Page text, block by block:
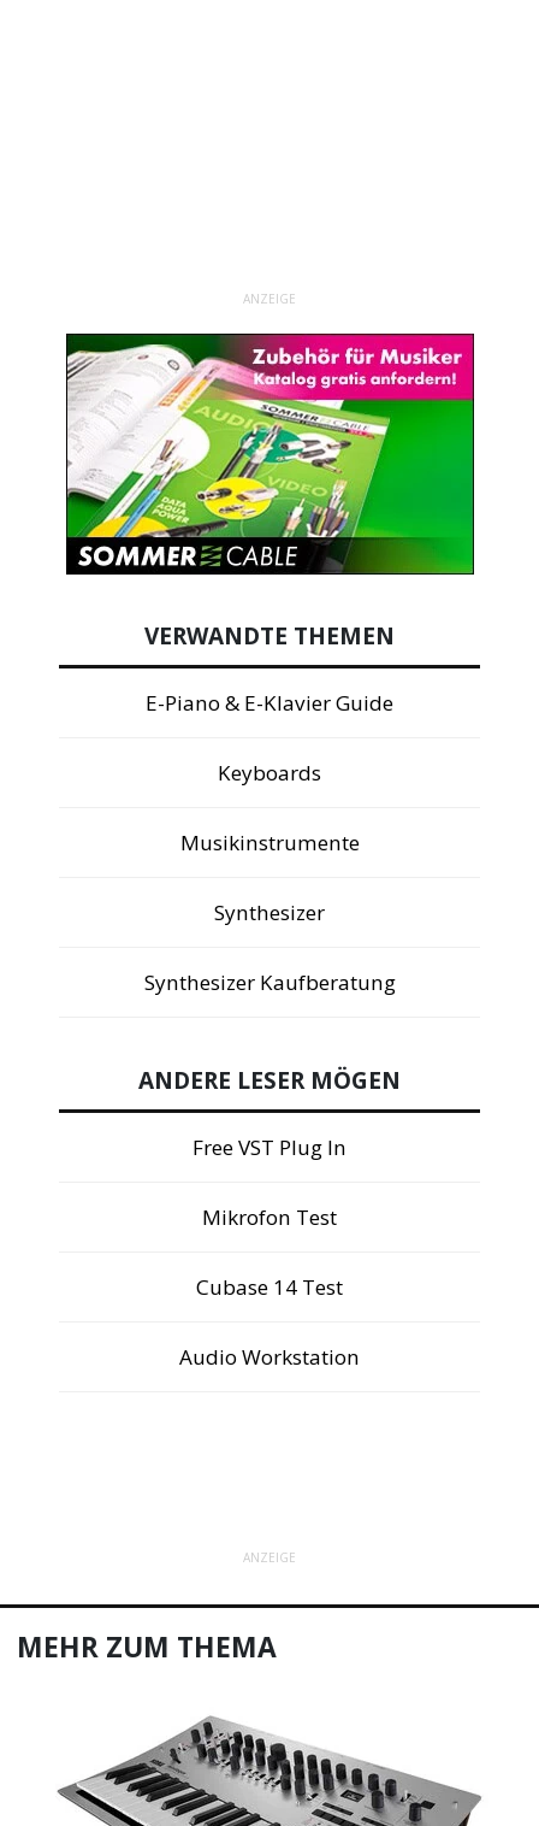
ANZEIGE
VERWANDTE THEMEN
E-Piano & E-Klavier Guide
Keyboards
Musikinstrumente
Synthesizer
Synthesizer Kaufberatung
ANDERE LESER MÖGEN
Free VST Plug In
Mikrofon Test
Cubase 14 Test
Audio Workstation
ANZEIGE
MEHR ZUM THEMA